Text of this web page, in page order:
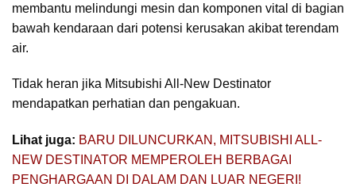
membantu melindungi mesin dan komponen vital di bagian
bawah kendaraan dari potensi kerusakan akibat terendam
air.
Tidak heran jika Mitsubishi All-New Destinator
mendapatkan perhatian dan pengakuan.
Lihat juga: BARU DILUNCURKAN, MITSUBISHI ALL-
NEW DESTINATOR MEMPEROLEH BERBAGAI
PENGHARGAAN DI DALAM DAN LUAR NEGERI!